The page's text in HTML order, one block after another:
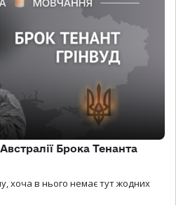
Брока Тенанта
хоча в нього немає тут жодних